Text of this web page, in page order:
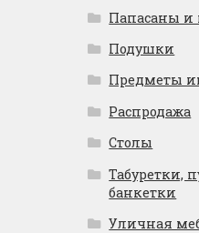
Папасаны и
Подушки
Предметы
Распродажа
Столы
Табуретки,
банкетки
Уличная